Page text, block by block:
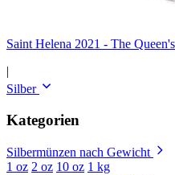
Saint Helena 2021 - The
|
Silber
Kategorien
Silbermünzen nach Gewicht
1 oz 2 oz 10 oz 1 kg